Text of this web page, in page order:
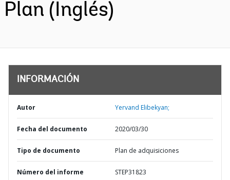
Plan (Inglés)
INFORMACIÓN
Autor Yervand Elibekyan;
Fecha del documento 2020/03/30
Tipo de documento Plan de adquisiciones
Número del informe STEP31823